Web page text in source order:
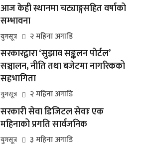
आज केही स्थानमा चट्याङ्गसहित वर्षाको
सम्भावना
युगसूत्र २ महिना अगाडि
सरकारद्वारा ‘सुझाव सङ्कलन पोर्टल’
सञ्चालन, नीति तथा बजेटमा नागरिकको
सहभागिता
युगसूत्र २ महिना अगाडि
सरकारी सेवा डिजिटल सेवाः एक
महिनाको प्रगति सार्वजनिक
युगसूत्र ३ महिना अगाडि